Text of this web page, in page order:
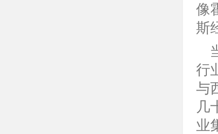
像
斯
行
与
几
业